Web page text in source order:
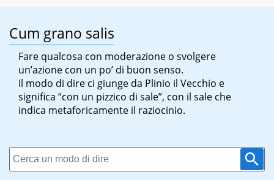
Cum grano salis
Fare qualcosa con moderazione o svolgere
un’azione con un po’ di buon senso.
Il modo di dire ci giunge da Plinio il Vecchio e
significa “con un pizzico di sale”, con il sale che
indica metaforicamente il raziocinio.